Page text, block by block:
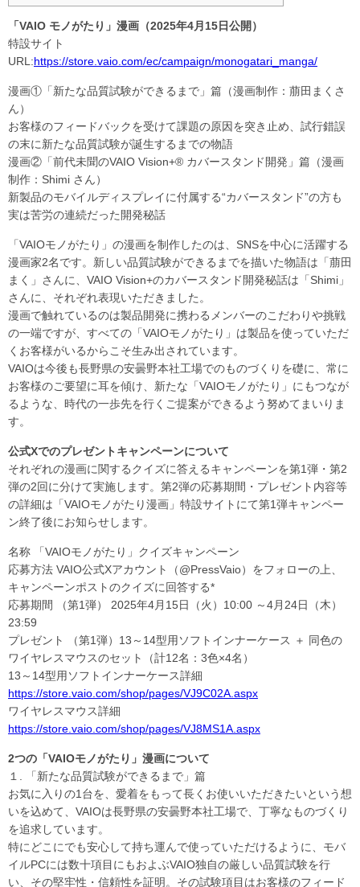
「VAIO モノがたり」漫画（2025年4月15日公開）
特設サイト
URL:https://store.vaio.com/ec/campaign/monogatari_manga/
漫画①「新たな品質試験ができるまで」篇（漫画制作：萠田まくさ
ん）
お客様のフィードバックを受けて課題の原因を突き止め、試行錯誤
の末に新たな品質試験が誕生するまでの物語
漫画②「前代未聞のVAIO Vision+® カバースタンド開発」篇（漫画
制作：Shimi さん）
新製品のモバイルディスプレイに付属する“カバースタンド”の方も
実は苦労の連続だった開発秘話
「VAIOモノがたり」の漫画を制作したのは、SNSを中心に活躍する
漫画家2名です。新しい品質試験ができるまでを描いた物語は「萠田
まく」さんに、VAIO Vision+のカバースタンド開発秘話は「Shimi」
さんに、それぞれ表現いただきました。
漫画で触れているのは製品開発に携わるメンバーのこだわりや挑戦
の一端ですが、すべての「VAIOモノがたり」は製品を使っていただ
くお客様がいるからこそ生み出されています。
VAIOは今後も長野県の安曇野本社工場でのものづくりを礎に、常に
お客様のご要望に耳を傾け、新たな「VAIOモノがたり」にもつなが
るような、時代の一歩先を行くご提案ができるよう努めてまいりま
す。
公式Xでのプレゼントキャンペーンについて
それぞれの漫画に関するクイズに答えるキャンペーンを第1弾・第2
弾の2回に分けて実施します。第2弾の応募期間・プレゼント内容等
の詳細は「VAIOモノがたり漫画」特設サイトにて第1弾キャンペー
ン終了後にお知らせします。
名称 「VAIOモノがたり」クイズキャンペーン
応募方法 VAIO公式Xアカウント（@PressVaio）をフォローの上、
キャンペーンポストのクイズに回答する*
応募期間 （第1弾） 2025年4月15日（火）10:00 ～4月24日（木）
23:59
プレゼント （第1弾）13～14型用ソフトインナーケース ＋ 同色の
ワイヤレスマウスのセット（計12名：3色×4名）
13～14型用ソフトインナーケース詳細
https://store.vaio.com/shop/pages/VJ9C02A.aspx
ワイヤレスマウス詳細
https://store.vaio.com/shop/pages/VJ8MS1A.aspx
2つの「VAIOモノがたり」漫画について
１. 「新たな品質試験ができるまで」篇
お気に入りの1台を、愛着をもって長くお使いいただきたいという想
いを込めて、VAIOは長野県の安曇野本社工場で、丁寧なものづくり
を追求しています。
特にどこにでも安心して持ち運んで使っていただけるように、モバ
イルPCには数十項目にもおよぶVAIO独自の厳しい品質試験を行
い、その堅牢性・信頼性を証明。その試験項目はお客様のフィード